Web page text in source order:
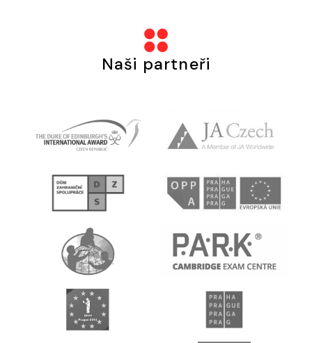
Naši partneři